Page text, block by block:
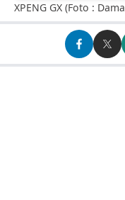
XPENG GX (Foto :